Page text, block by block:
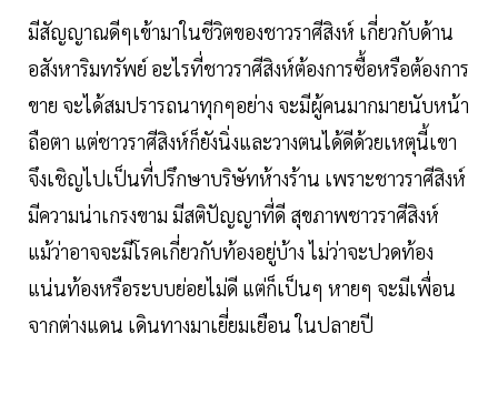
มีสัญญาณดีๆเข้ามาในชีวิตของชาวราศีสิงห์ เกี่ยวกับด้าน
อสังหาริมทรัพย์ อะไรที่ชาวราศีสิงห์ต้องการซื้อหรือต้องการ
ขาย จะได้สมปรารถนาทุกๆอย่าง จะมีผู้คนมากมายนับหน้า
ถือตา แต่ชาวราศีสิงห์ก็ยังนิ่งและวางตนได้ดีด้วยเหตุนี้เขา
จึงเชิญไปเป็นที่ปรึกษาบริษัทห้างร้าน เพราะชาวราศีสิงห์
มีความน่าเกรงขาม มีสติปัญญาที่ดี สุขภาพชาวราศีสิงห์
แม้ว่าอาจจะมีโรคเกี่ยวกับท้องอยู่บ้าง ไม่ว่าจะปวดท้อง
แน่นท้องหรือระบบย่อยไม่ดี แต่ก็เป็นๆ หายๆ จะมีเพื่อน
จากต่างแดน เดินทางมาเยี่ยมเยือน ในปลายปี